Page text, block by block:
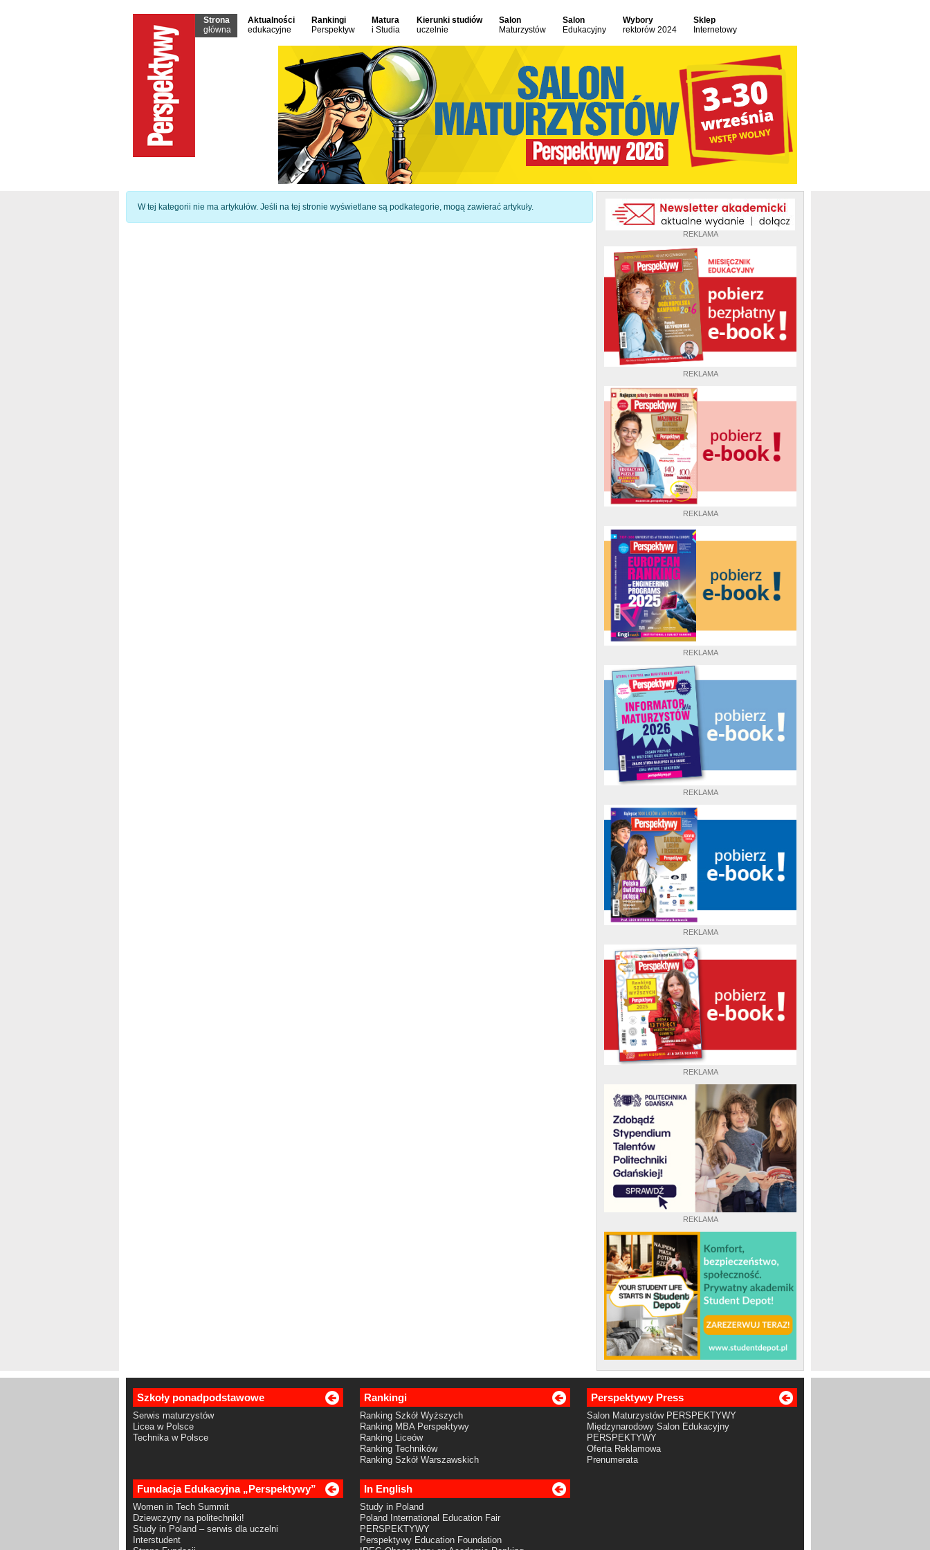
Strona
główna
Aktualności
edukacyjne
Rankingi
Perspektyw
Matura
i Studia
Kierunki studiów
uczelnie
Salon
Maturzystów
Salon
Edukacyjny
Wybory
rektorów 2024
Sklep
Internetowy
REKLAMA
REKLAMA
REKLAMA
REKLAMA
REKLAMA
REKLAMA
REKLAMA
REKLAMA
Informacja
W tej kategorii nie ma artykułów. Jeśli na tej stronie wyświetlane są podkategorie, mogą zawierać artykuły.
Szkoły ponadpodstawowe
Serwis maturzystów
Licea w Polsce
Technika w Polsce
Rankingi
Ranking Szkół Wyższych
Ranking MBA Perspektywy
Ranking Liceów
Ranking Techników
Ranking Szkół Warszawskich
Perspektywy Press
Salon Maturzystów PERSPEKTYWY
Międzynarodowy Salon Edukacyjny
PERSPEKTYWY
Oferta Reklamowa
Prenumerata
Fundacja Edukacyjna „Perspektywy”
Women in Tech Summit
Dziewczyny na politechniki!
Study in Poland – serwis dla uczelni
Interstudent
In English
Study in Poland
Poland International Education Fair
PERSPEKTYWY
Perspektywy Education Foundation